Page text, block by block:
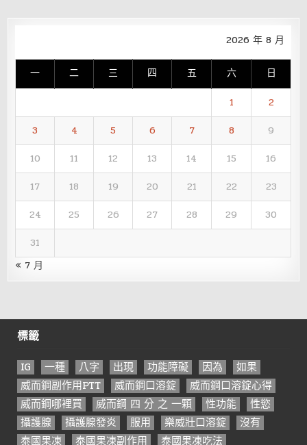
2026 年 8 月
一 二 三 四 五 六 日
1
2
3
4 5 6 7 8
9
10
11 12 13 14 15
16
17
18 19 20 21 22
23
24
25 26 27 28 29
30
31
« 7 月
標籤
IG 一種 八字 出現 功能障礙 因為
如果
威而鋼副作用PTT
威而鋼口溶錠
威而鋼口溶錠心得
威而鋼哪裡買
威而鋼 四 分 之 一顆 性功能
性慾
攝護腺
攝護腺發炎 服用 樂威壯口溶錠
沒有
泰國果凍
泰國果凍副作用
泰國果凍吃法